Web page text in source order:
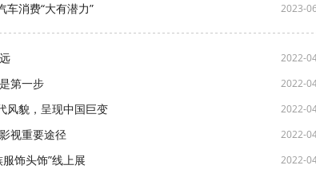
车消费“大有潜力” 2023-
2022-
第一步 2022-
风貌，呈现中国巨变 2022-
视重要途径 2022-
饰头饰”线上展 2022-